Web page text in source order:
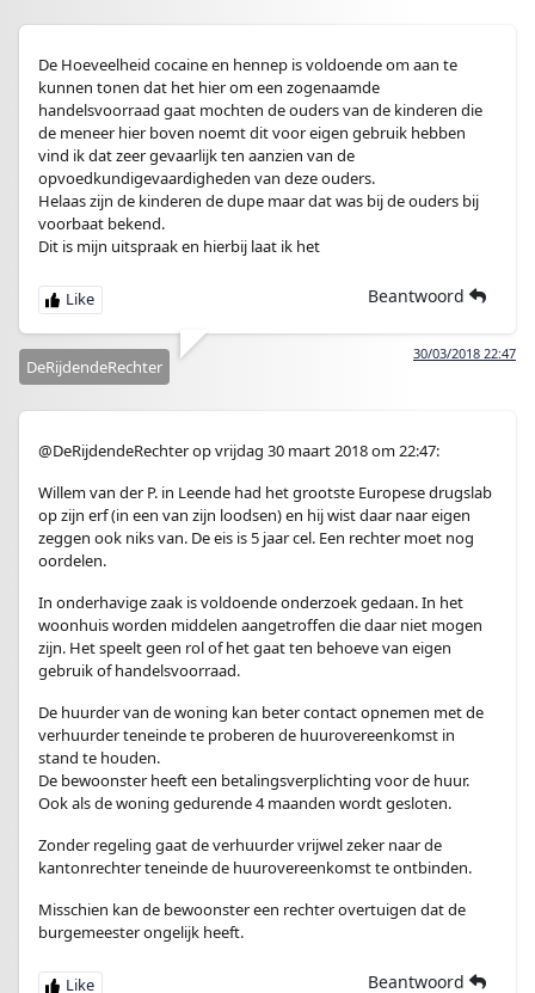
De Hoeveelheid cocaine en hennep is voldoende om aan te
kunnen tonen dat het hier om een zogenaamde
handelsvoorraad gaat mochten de ouders van de kinderen die
de meneer hier boven noemt dit voor eigen gebruik hebben
vind ik dat zeer gevaarlijk ten aanzien van de
opvoedkundigevaardigheden van deze ouders.
Helaas zijn de kinderen de dupe maar dat was bij de ouders bij
voorbaat bekend.
Dit is mijn uitspraak en hierbij laat ik het
Beantwoord
30/03/2018 22:47
DeRijdendeRechter
@DeRijdendeRechter op vrijdag 30 maart 2018 om 22:47:
Willem van der P. in Leende had het grootste Europese drugslab
op zijn erf (in een van zijn loodsen) en hij wist daar naar eigen
zeggen ook niks van. De eis is 5 jaar cel. Een rechter moet nog
oordelen.
In onderhavige zaak is voldoende onderzoek gedaan. In het
woonhuis worden middelen aangetroffen die daar niet mogen
zijn. Het speelt geen rol of het gaat ten behoeve van eigen
gebruik of handelsvoorraad.
De huurder van de woning kan beter contact opnemen met de
verhuurder teneinde te proberen de huurovereenkomst in
stand te houden.
De bewoonster heeft een betalingsverplichting voor de huur.
Ook als de woning gedurende 4 maanden wordt gesloten.
Zonder regeling gaat de verhuurder vrijwel zeker naar de
kantonrechter teneinde de huurovereenkomst te ontbinden.
Misschien kan de bewoonster een rechter overtuigen dat de
burgemeester ongelijk heeft.
Beantwoord